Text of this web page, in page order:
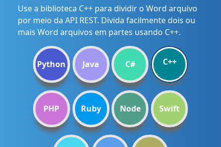
Use a biblioteca C++ para dividir o Word arquivo
por meio da API REST. Divida facilmente dois ou
mais Word arquivos em partes usando C++.
Python Java C# C++
PHP Ruby Node Swift